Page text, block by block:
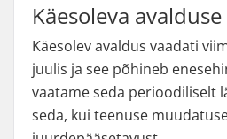
Käesoleva
Käesolev avaldus vaadati
juulis ja see põhineb
vaatame seda perioodiliselt
seda, kui teenuse